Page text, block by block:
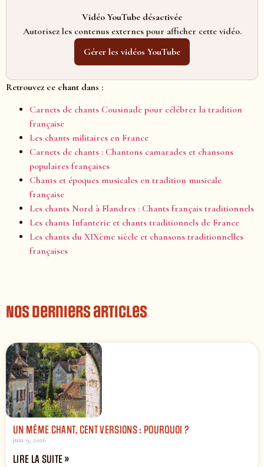
Vidéo YouTube désactivée
Autorisez les contenus externes pour afficher cette vidéo.
Gérer les vidéos YouTube
Retrouvez ce chant dans :
Carnets de chants Cousinade pour célébrer la tradition
française
Les chants militaires en France
Carnets de chants : Chantons camarades et chansons
populaires françaises
Chants et époques musicales en tradition musicale
française
Les chants Nord à Flandres : Chants français traditionnels
Les chants Infanterie et chants traditionnels de France
Les chants du XIXème siècle et chansons traditionnelles
françaises
Nos derniers articles
UN MÊME CHANT, CENT VERSIONS : POURQUOI ?
juin 9, 2026
LIRE LA SUITE »